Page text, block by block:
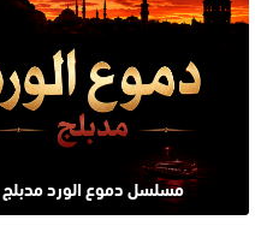
مسلسل دموع الورد مدبلج